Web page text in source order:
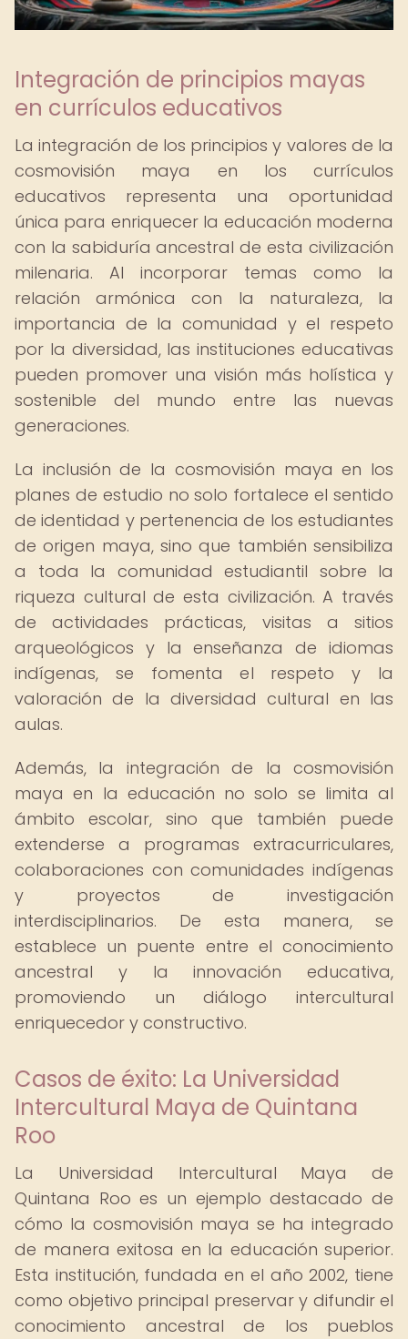
Integración de principios mayas
en currículos educativos
La integración de los principios y valores de la
cosmovisión maya en los currículos
educativos representa una oportunidad
única para enriquecer la educación moderna
con la sabiduría ancestral de esta civilización
milenaria. Al incorporar temas como la
relación armónica con la naturaleza, la
importancia de la comunidad y el respeto
por la diversidad, las instituciones educativas
pueden promover una visión más holística y
sostenible del mundo entre las nuevas
generaciones.
La inclusión de la cosmovisión maya en los
planes de estudio no solo fortalece el sentido
de identidad y pertenencia de los estudiantes
de origen maya, sino que también sensibiliza
a toda la comunidad estudiantil sobre la
riqueza cultural de esta civilización. A través
de actividades prácticas, visitas a sitios
arqueológicos y la enseñanza de idiomas
indígenas, se fomenta el respeto y la
valoración de la diversidad cultural en las
aulas.
Además, la integración de la cosmovisión
maya en la educación no solo se limita al
ámbito escolar, sino que también puede
extenderse a programas extracurriculares,
colaboraciones con comunidades indígenas
y proyectos de investigación
interdisciplinarios. De esta manera, se
establece un puente entre el conocimiento
ancestral y la innovación educativa,
promoviendo un diálogo intercultural
enriquecedor y constructivo.
Casos de éxito: La Universidad
Intercultural Maya de Quintana
Roo
La Universidad Intercultural Maya de
Quintana Roo es un ejemplo destacado de
cómo la cosmovisión maya se ha integrado
de manera exitosa en la educación superior.
Esta institución, fundada en el año 2002, tiene
como objetivo principal preservar y difundir el
conocimiento ancestral de los pueblos